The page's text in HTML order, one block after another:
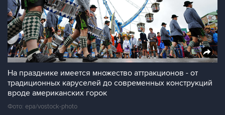
На празднике имеется множество аттракционов - от
традиционных каруселей до современных конструкций
вроде американских горок
Фото: epa/vostock-photo